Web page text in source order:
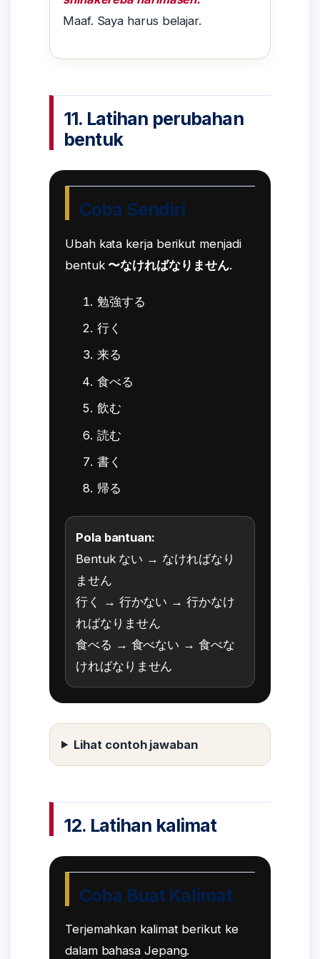
Maaf. Saya harus belajar.
11. Latihan perubahan
bentuk
Coba Sendiri
Ubah kata kerja berikut menjadi
bentuk 〜なければなりません.
勉強する
行く
来る
食べる
飲む
読む
書く
帰る
Pola bantuan:
Bentuk ない → なければなり
ません
行く → 行かない → 行かなけ
ればなりません
食べる → 食べない → 食べな
ければなりません
Lihat contoh jawaban
12. Latihan kalimat
Coba Buat Kalimat
Terjemahkan kalimat berikut ke
dalam bahasa Jepang.